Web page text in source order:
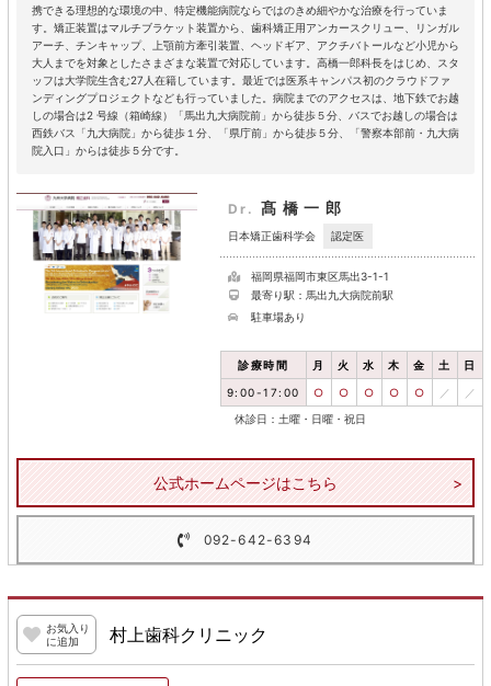
携できる理想的な環境の中、特定機能病院ならではのきめ細やかな治療を行っていま
す。矯正装置はマルチブラケット装置から、歯科矯正用アンカースクリュー、リンガル
アーチ、チンキャップ、上顎前方牽引装置、ヘッドギア、アクチバトールなど小児から
大人までを対象としたさまざまな装置で対応しています。高橋一郎科長をはじめ、スタ
ッフは大学院生含む27人在籍しています。最近では医系キャンパス初のクラウドファ
ンディングプロジェクトなども行っていました。病院までのアクセスは、地下鉄でお越
しの場合は2 号線（箱崎線）「馬出九大病院前」から徒歩５分、バスでお越しの場合は
西鉄バス「九大病院」から徒歩１分、「県庁前」から徒歩５分、「警察本部前・九大病
院入口」からは徒歩５分です。
Dr. 髙橋一郎
日本矯正歯科学会 認定医
福岡県福岡市東区馬出3-1-1
最寄り駅：馬出九大病院前駅
駐車場あり
診療時間 月 火 水 木 金 土 日
9:00-17:00 ○ ○ ○ ○ ○ ／ ／
休診日：土曜・日曜・祝日
公式ホームページはこちら
092-642-6394
お気入り
に追加
村上歯科クリニック